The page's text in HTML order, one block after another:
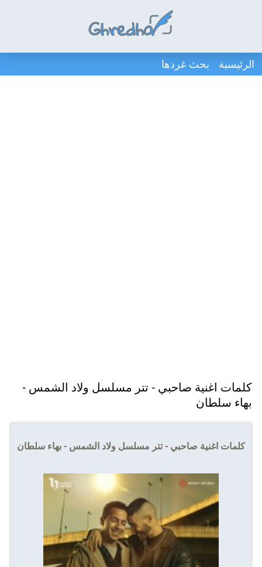
الرئيسية بحث غردها
كلمات اغنية صاحبي - تتر مسلسل ولاد الشمس -
بهاء سلطان
كلمات اغنية صاحبي - تتر مسلسل ولاد الشمس - بهاء سلطان